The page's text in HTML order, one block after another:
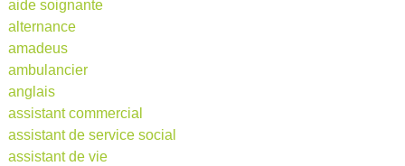
aide soignante
alternance
amadeus
ambulancier
anglais
assistant commercial
assistant de service social
assistant de vie